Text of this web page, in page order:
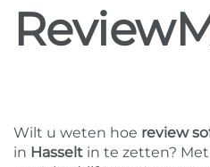
Wilt u weten hoe review
in Hasselt in te zetten?